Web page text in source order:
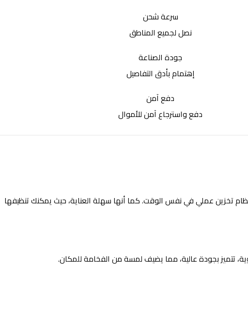
سرعة شحن
نصل لجميع المناطق
جودة الصناعة
إهتمام بأدق التفاصيل
دفع آمن
دفع واسترجاع آمن للأموال
تخزين عملي في نفس الوقت. كما أنها سهلة العناية، حيث يمكنك تنظيفها
تتميز بجودة عالية، مما يضيف لمسة من الفخامة للمكان.